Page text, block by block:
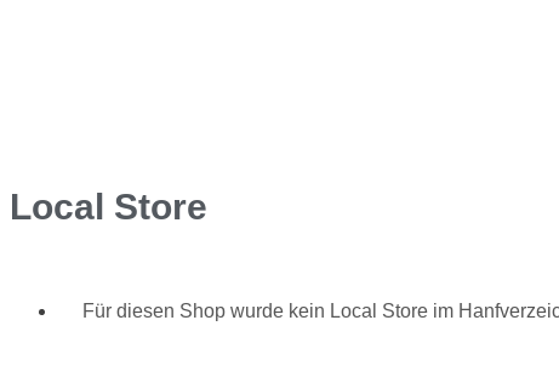
Local Store
Für diesen Shop wurde kein Local Store im